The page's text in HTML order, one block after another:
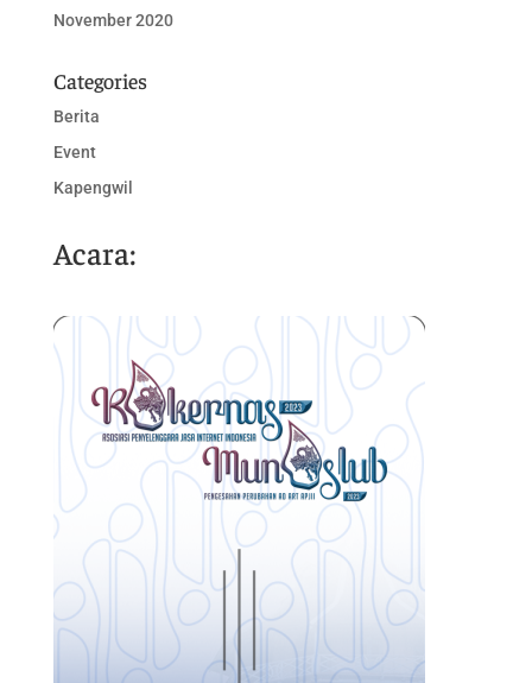
November 2020
Categories
Berita
Event
Kapengwil
Acara: